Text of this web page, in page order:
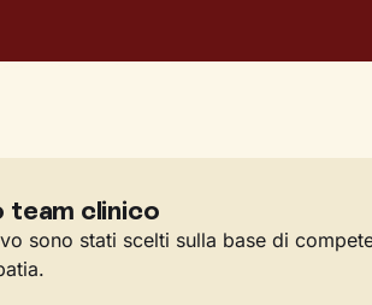
team clinico
sono stati scelti sulla base di